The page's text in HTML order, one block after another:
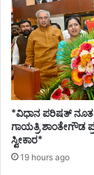
*ವಿಧಾನ ಪರಿಷತ್
ಗಾಯತ್ರಿ ಶಾಂತೇಗೌಡ
ಸ್ವೀಕಾರ*
19 hours ago